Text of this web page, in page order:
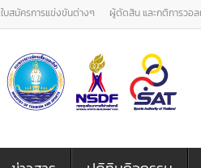
ใบสมัครการแข่งขันต่างๆ ผู้ตัดสิน และกติการวอ